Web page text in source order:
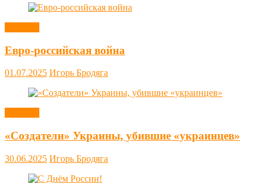
Евро-российская война
01.07.2025 Игорь Бродяга
«Создатели» Украины, убившие «украинцев»
30.06.2025 Игорь Бродяга